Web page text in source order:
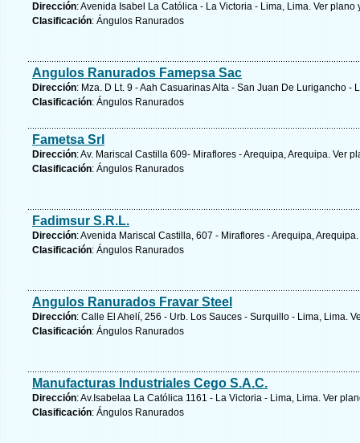
Dirección: Avenida Isabel La Católica - La Victoria - Lima, Lima. Ver plano
Clasificación: Ángulos Ranurados
Angulos Ranurados Famepsa Sac
Dirección: Mza. D Lt. 9 - Aah Casuarinas Alta - San Juan De Lurigancho -
Clasificación: Ángulos Ranurados
Fametsa Srl
Dirección: Av. Mariscal Castilla 609- Miraflores - Arequipa, Arequipa. Ver
Clasificación: Ángulos Ranurados
Fadimsur S.R.L.
Dirección: Avenida Mariscal Castilla, 607 - Miraflores - Arequipa, Arequipa.
Clasificación: Ángulos Ranurados
Angulos Ranurados Fravar Steel
Dirección: Calle El Ahelí, 256 - Urb. Los Sauces - Surquillo - Lima, Lima.
Clasificación: Ángulos Ranurados
Manufacturas Industriales Cego S.A.C.
Dirección: Av.Isabelaa La Católica 1161 - La Victoria - Lima, Lima. Ver
Clasificación: Ángulos Ranurados